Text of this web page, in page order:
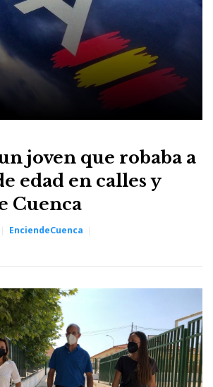
joven que robaba a
edad en calles y
Cuenca
EnciendeCuenca